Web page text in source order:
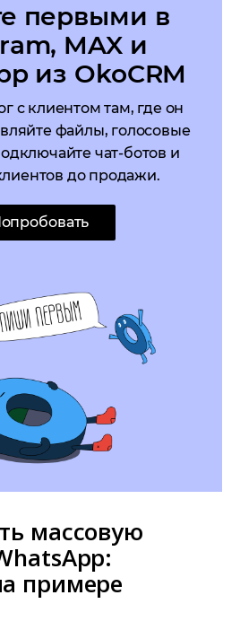
первыми в
MAX и
из OkoCRM
с клиентом там, где он
файлы, голосовые
чат-ботов и
до продажи.
массовую
примере